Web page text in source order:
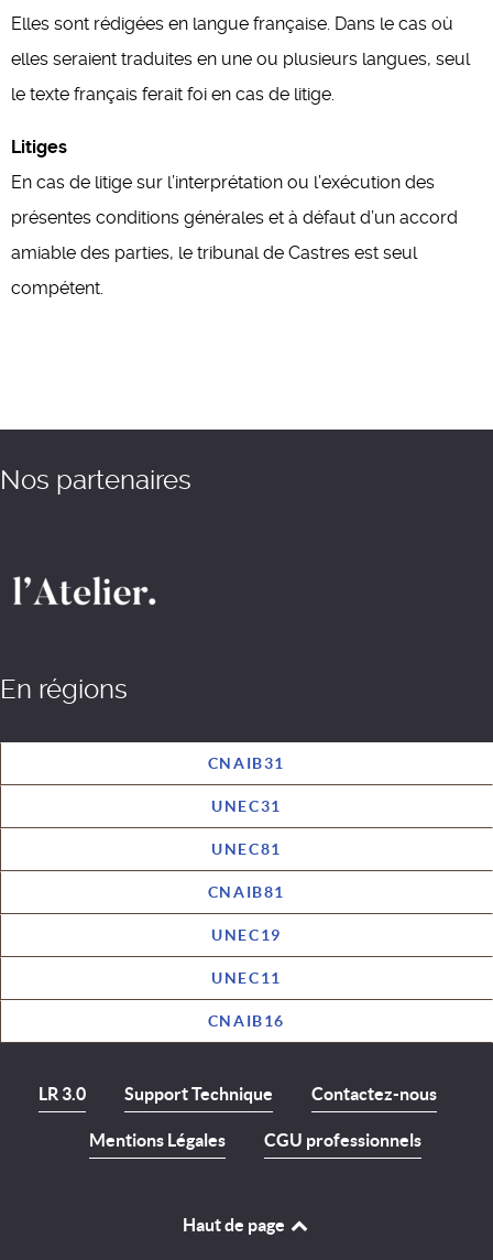
Elles sont rédigées en langue française. Dans le cas où
elles seraient traduites en une ou plusieurs langues, seul
le texte français ferait foi en cas de litige.
Litiges
En cas de litige sur l’interprétation ou l’exécution des
présentes conditions générales et à défaut d’un accord
amiable des parties, le tribunal de Castres est seul
compétent.
Nos partenaires
En régions
CNAIB31
UNEC31
UNEC81
CNAIB81
UNEC19
UNEC11
CNAIB16
LR 3.0 Support Technique Contactez-nous
Mentions Légales CGU professionnels
Haut de page